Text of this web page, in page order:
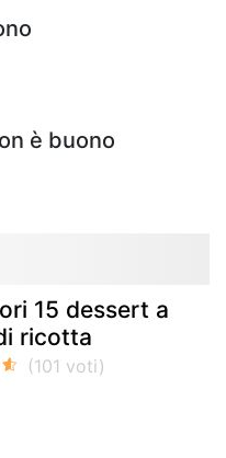
è buono
15 dessert a
ricotta